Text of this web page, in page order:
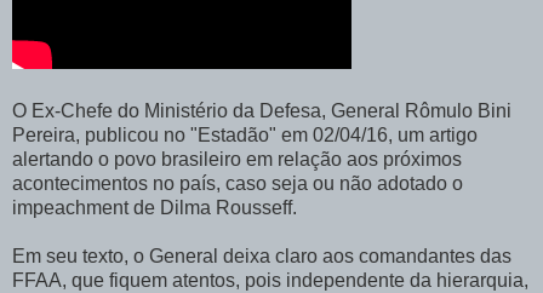
O Ex-Chefe do Ministério da Defesa, General Rômulo Bini
Pereira, publicou no "Estadão" em 02/04/16, um artigo
alertando o povo brasileiro em relação aos próximos
acontecimentos no país, caso seja ou não adotado o
impeachment de Dilma Rousseff.
Em seu texto, o General deixa claro aos comandantes das
FFAA, que fiquem atentos, pois independente da hierarquia,